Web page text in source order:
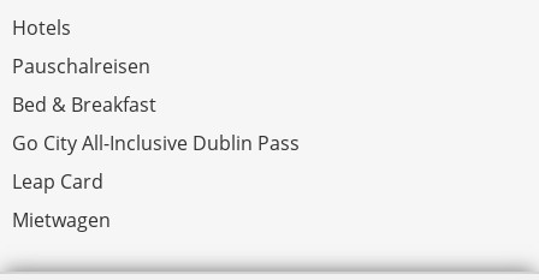
Hotels
Pauschalreisen
Bed & Breakfast
Go City All-Inclusive Dublin Pass
Leap Card
Mietwagen